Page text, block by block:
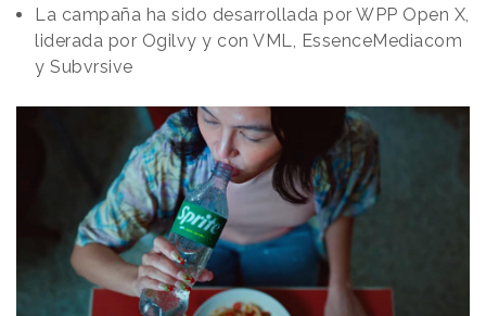
La campaña ha sido desarrollada por WPP Open X,
liderada por Ogilvy y con VML, EssenceMediacom
y Subvrsive